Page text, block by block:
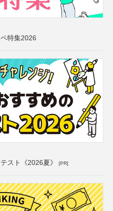
特集2026
スト《2026夏》 [PR]